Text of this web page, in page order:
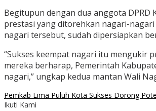
Begitupun dengan dua anggota DPRD
prestasi yang ditorehkan nagari-
nagari tersebut, sudah dipersiapkan
“Sukses keempat nagari itu mengukir
mereka berharap, Pemerintah
nagari,” ungkap kedua mantan Wali
Pemkab Lima Puluh Kota Sukses Dorong
Ikuti Kami